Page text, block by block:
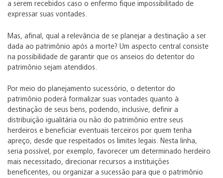
a serem recebidos caso o enfermo fique impossibilitado de
expressar suas vontades.
Mas, afinal, qual a relevância de se planejar a destinação a ser
dada ao patrimônio após a morte? Um aspecto central consiste
na possibilidade de garantir que os anseios do detentor do
patrimônio sejam atendidos.
Por meio do planejamento sucessório, o detentor do
patrimônio poderá formalizar suas vontades quanto à
destinação de seus bens, podendo, inclusive, definir a
distribuição igualitária ou não do patrimônio entre seus
herdeiros e beneficiar eventuais terceiros por quem tenha
apreço, desde que respeitados os limites legais. Nesta linha,
seria possível, por exemplo, favorecer um determinado herdeiro
mais necessitado, direcionar recursos a instituições
beneficentes, ou organizar a sucessão para que o patrimônio